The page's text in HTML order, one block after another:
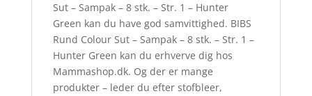
Sut – Sampak – 8 stk. – Str. 1 – Hunter
Green kan du have god samvittighed. BIBS
Rund Colour Sut – Sampak – 8 stk. – Str. 1 –
Hunter Green kan du erhverve dig hos
Mammashop.dk. Og der er mange
produkter – leder du efter stofbleer,